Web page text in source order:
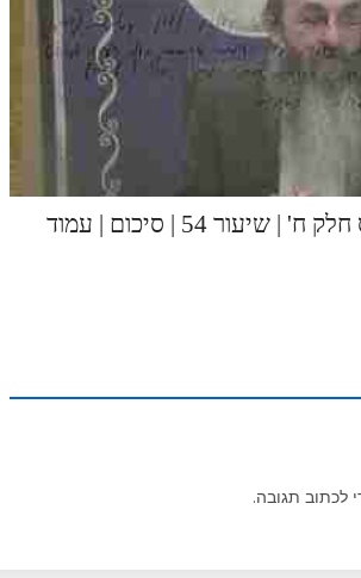
הדף היומי בתע"ס חלק ח' | שיעור 54 | סיכום | עמוד
לכתוב תגובה.